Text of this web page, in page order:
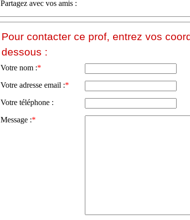
Partagez avec vos amis :
Pour contacter ce prof, entrez vos
dessous :
Votre nom :*
Votre adresse email :*
Votre téléphone :
Message :*